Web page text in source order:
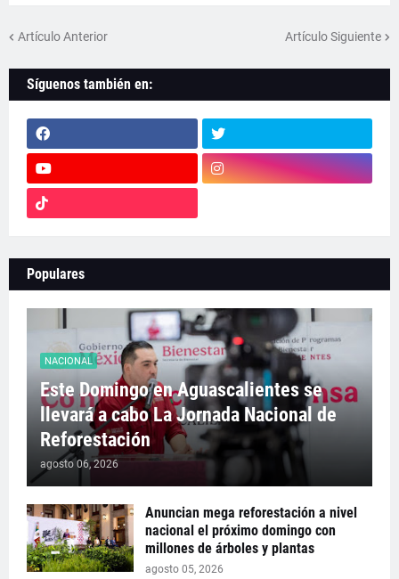
Artículo Anterior Artículo Siguiente
Síguenos también en:
Populares
NACIONAL
Este Domingo en Aguascalientes se
llevará a cabo La Jornada Nacional de
Reforestación
agosto 06, 2026
Anuncian mega reforestación a nivel
nacional el próximo domingo con
millones de árboles y plantas
agosto 05, 2026